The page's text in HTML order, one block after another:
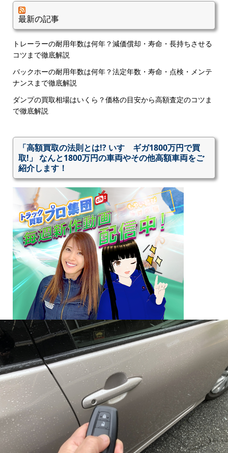
最新の記事
トレーラーの耐用年数は何年？減価償却・寿命・長持ちさせる
コツまで徹底解説
バックホーの耐用年数は何年？法定年数・寿命・点検・メンテ
ナンスまで徹底解説
ダンプの買取相場はいくら？価格の目安から高額査定のコツま
で徹底解説
「高額買取の法則とは!? いすゞギガ1800万円で買
取!」 なんと1800万円の車両やその他高額車両をご
紹介します！